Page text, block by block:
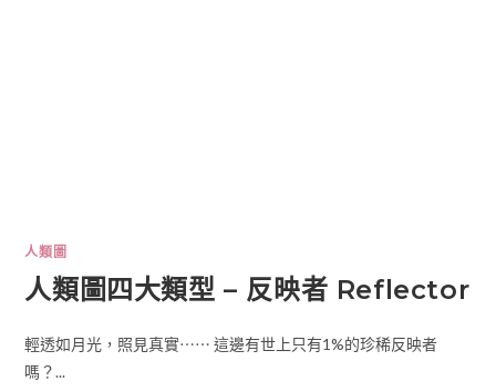
人類圖
人類圖四大類型 – 反映者 Reflector
輕透如月光，照見真實⋯⋯ 這邊有世上只有1%的珍稀反映者
嗎？...